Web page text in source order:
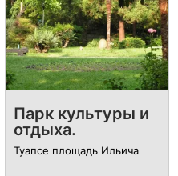
Парк культуры и
отдыха.
Туапсе площадь Ильича